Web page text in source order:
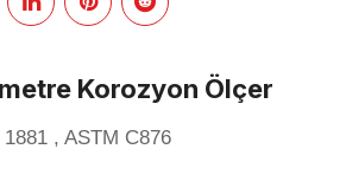
Korozyon Ölçer
1881 , ASTM C876